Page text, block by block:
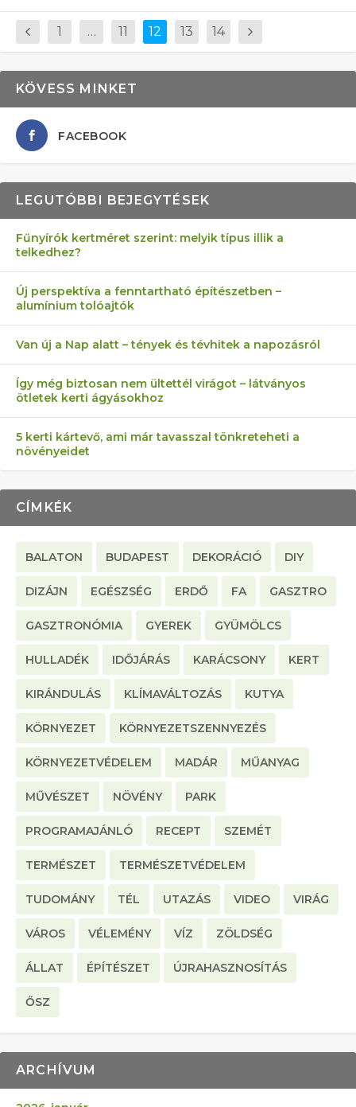
1 … 11 12 13 14
KÖVESS MINKET
FACEBOOK
LEGUTÓBBI BEJEGYTÉSEK
Fűnyírók kertméret szerint: melyik típus illik a
telkedhez?
Új perspektíva a fenntartható építészetben –
alumínium tolóajtók
Van új a Nap alatt – tények és tévhitek a napozásról
Így még biztosan nem ültettél virágot – látványos
ötletek kerti ágyásokhoz
5 kerti kártevő, ami már tavasszal tönkreteheti a
növényeidet
CÍMKÉK
BALATON BUDAPEST DEKORÁCIÓ DIY
DIZÁJN EGÉSZSÉG ERDŐ FA GASZTRO
GASZTRONÓMIA GYEREK GYÜMÖLCS
HULLADÉK IDŐJÁRÁS KARÁCSONY KERT
KIRÁNDULÁS KLÍMAVÁLTOZÁS KUTYA
KÖRNYEZET KÖRNYEZETSZENNYEZÉS
KÖRNYEZETVÉDELEM MADÁR MŰANYAG
MŰVÉSZET NÖVÉNY PARK
PROGRAMAJÁNLÓ RECEPT SZEMÉT
TERMÉSZET TERMÉSZETVÉDELEM
TUDOMÁNY TÉL UTAZÁS VIDEO VIRÁG
VÁROS VÉLEMÉNY VÍZ ZÖLDSÉG
ÁLLAT ÉPÍTÉSZET ÚJRAHASZNOSÍTÁS
ŐSZ
ARCHÍVUM